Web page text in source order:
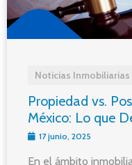
Noticias Inmobiliarias
Propiedad vs.
México: Lo que
17 junio, 2025
En el ámbito